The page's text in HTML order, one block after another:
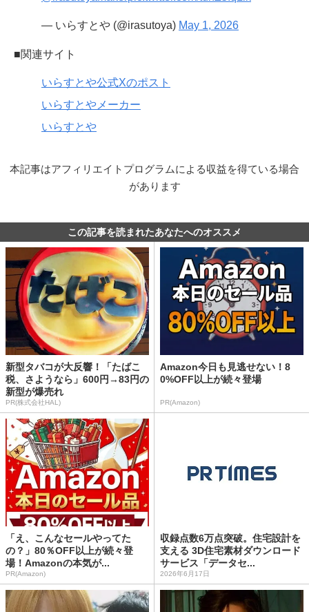
— いらすとや (@irasutoya) May 1, 2026
■関連サイト
いらすとや公式Xのポスト
いらすとやメーカー
いらすとや
本記事はアフィリエイトプログラムによる収益を得ている場合
があります
この記事を読まれたあなたへのオススメ
新型タバコが大反響！「たばこ
税、さようなら」600円→83円の
新型が爆売れ
PR(株式会社HAL)
Amazon今日も見逃せない！8
0%OFF以上が続々登場
PR(Amazon)
「え、こんなセールやってた
の？」80％OFF以上が続々登
場！Amazonの本気が...
PR(Amazon)
収録点数6万点突破。住宅設計を
支える 3D住宅素材ダウンロード
サービス「データセ...
2026年6月17日